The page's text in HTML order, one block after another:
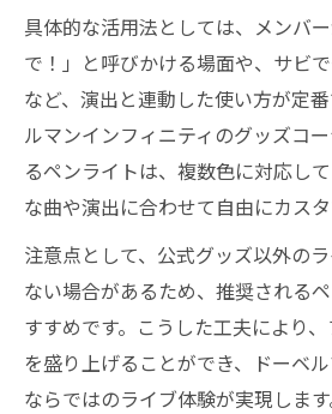
具体的な活用法としては、メンバ
で！」と呼びかける場面や、サビ
など、演出と連動した使い方が定
ルマンインフィニティのグッズコ
るペンライトは、複数色に対応し
な曲や演出に合わせて自由にカスタ
注意点として、公式グッズ以外の
ない場合があるため、推奨される
すすめです。こうした工夫により
を盛り上げることができ、ドーベ
ならではのライブ体験が実現します